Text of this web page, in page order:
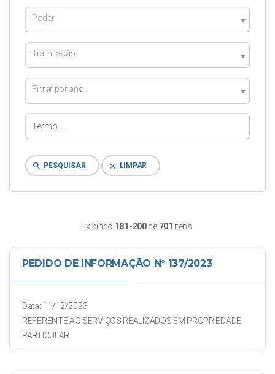
Exibindo 181-200de 701 itens.
PEDIDO DE INFORMAÇÃO N° 137/2023
Data: 11/12/2023
REFERENTE AO SERVIÇOS REALIZADOS EM PROPRIEDADE
PARTICULAR
Poder
Tramitação
Filtrar por ano...
search PESQUISAR clear LIMPAR